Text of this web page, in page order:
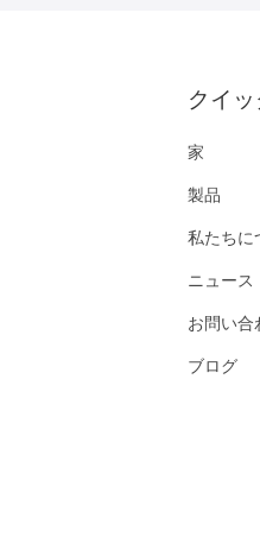
クイ
家
製品
私たちに
ニュース
お問い合
ブログ